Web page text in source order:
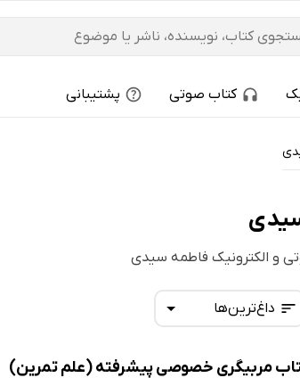
کتاب صوتی پشتیبانی
و الکترونیک فاطمه سیدی
داغ‌ترین‌ها
تازه‌هامربیگری خصوصی پیشرفته (علم تمرین)